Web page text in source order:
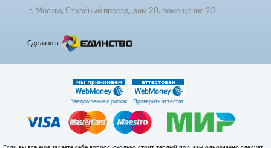
г. Москва, Студёный проезд, дом 20, помещение 23
Сделано в
Уведомление о рисках Проверить аттестат